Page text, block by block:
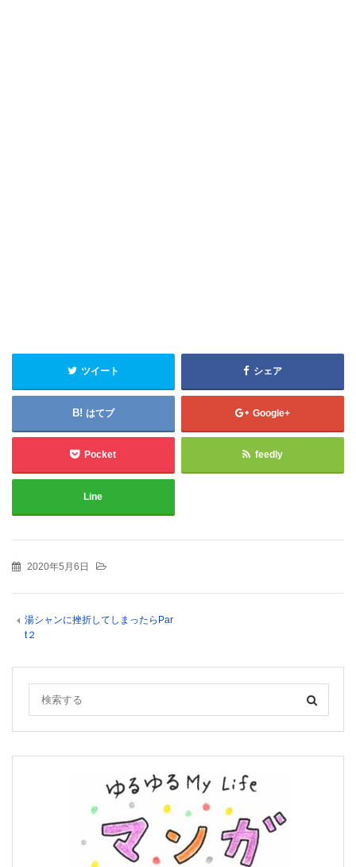
ツイート シェア
はてブ Google+
Pocket feedly
Line
2020年5月6日
湯シャンに挫折してしまったらPar
t２